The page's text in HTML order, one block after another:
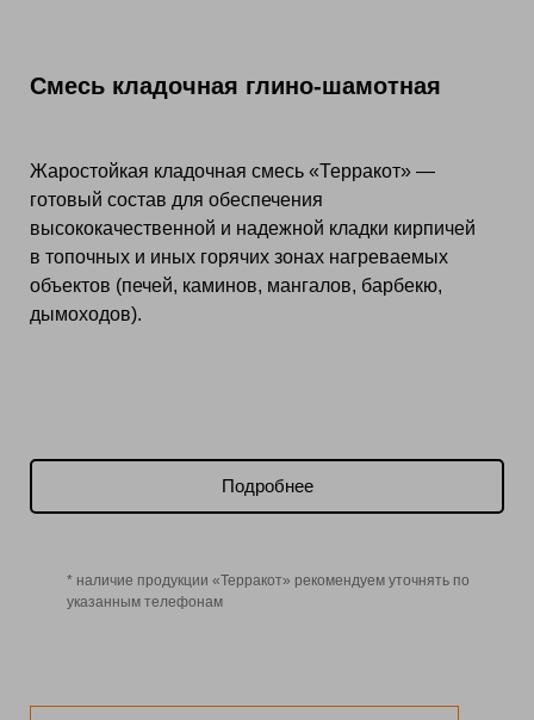
Смесь кладочная глино-шамотная
Жаростойкая кладочная смесь «Терракот» —
готовый состав для обеспечения
высококачественной и надежной кладки кирпичей
в топочных и иных горячих зонах нагреваемых
объектов (печей, каминов, мангалов, барбекю,
дымоходов).
Подробнее
* наличие продукции «Терракот» рекомендуем уточнять по
указанным телефонам